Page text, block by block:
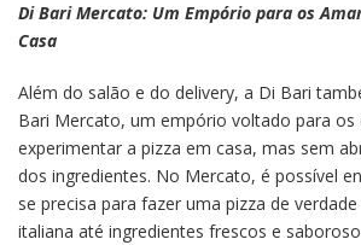
Di Bari Mercato: Um Empório para os
Casa
Além do salão e do delivery, a Di Bari
Bari Mercato, um empório voltado para os
experimentar a pizza em casa, mas sem
dos ingredientes. No Mercato, é possível
se precisa para fazer uma pizza de
italiana até ingredientes frescos e